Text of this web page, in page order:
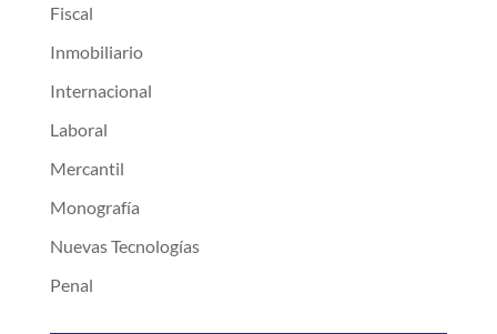
Fiscal
Inmobiliario
Internacional
Laboral
Mercantil
Monografía
Nuevas Tecnologías
Penal